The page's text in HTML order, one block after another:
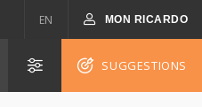
EN MON RICARDO
SUGGESTIONS